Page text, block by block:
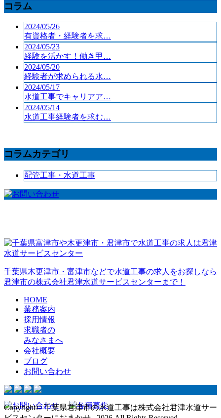
コラム
2024/05/26
有資格者・経験者を求…
2024/05/23
経験を活かす！働き甲…
2024/05/20
経験者が求められる水…
2024/05/17
水道工事でキャリアア…
2024/05/14
水道工事経験者を求む…
コラムカテゴリ
配管工事・水道工事
千葉県木更津市・富津市などで水道工事の求人をお探しなら
君津市の株式会社君津水道サービスセンターまで！
HOME
業務案内
採用情報
求職者の
みなさまへ
会社概要
ブログ
お問い合わせ
Copyright© 千葉県君津市の水道工事は株式会社君津水道サー